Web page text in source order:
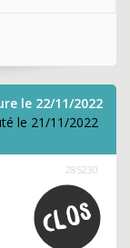
le 22/11/2022
le 21/11/2022
285230